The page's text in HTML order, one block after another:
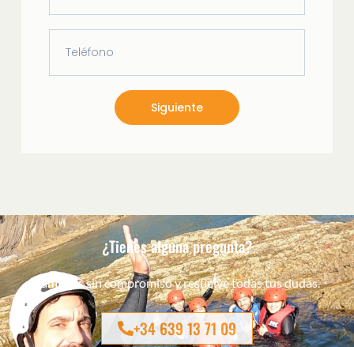
Siguiente
¿Tienes alguna pregunta?
Llámanos sin compromiso y resuelve todas tus dudas.
+34 639 13 71 09